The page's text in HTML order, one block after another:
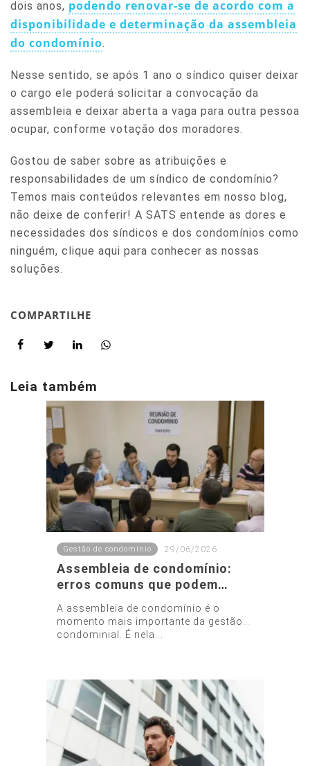
dois anos, podendo renovar-se de acordo com a
disponibilidade e determinação da assembleia
do condomínio.
Nesse sentido, se após 1 ano o síndico quiser deixar
o cargo ele poderá solicitar a convocação da
assembleia e deixar aberta a vaga para outra pessoa
ocupar, conforme votação dos moradores.
Gostou de saber sobre as atribuições e
responsabilidades de um síndico de condomínio?
Temos mais conteúdos relevantes em nosso blog,
não deixe de conferir! A SATS entende as dores e
necessidades dos síndicos e dos condomínios como
ninguém, clique aqui para conhecer as nossas
soluções.
COMPARTILHE
Leia também
Gestão de condomínio 29/06/2026
Assembleia de condomínio:
erros comuns que podem
A assembleia de condomínio é o
momento mais importante da gestão
condominial. É nela...